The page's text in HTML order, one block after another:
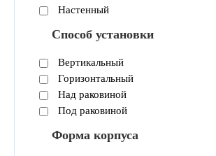
Настенный
Способ установки
Вертикальный
Горизонтальный
Над раковиной
Под раковиной
Форма корпуса